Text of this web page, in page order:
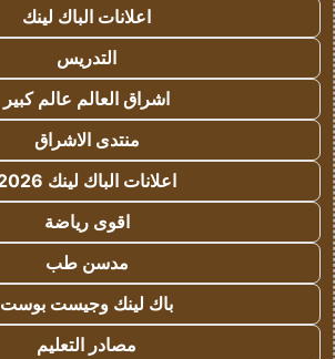
اعلانات الباك لينك
التدريس
اشراق العالم عالم كبير
منتدى الاشراق
اعلانات الباك لينك 2026
اقوى رياضة
مدسن طب
باك لينك وجيست بوست
مصادر التعليم